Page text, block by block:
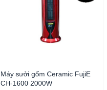
Máy sưởi gốm Ceramic FujiE
CH-1600 2000W